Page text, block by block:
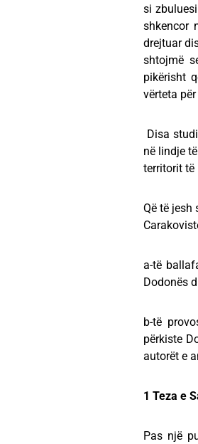
si
shkencor
drejtuar
shtojmë
pikërisht
vërteta
Disa
në lindje
territorit të
Që të jesh
a-të
Dodonës
b-të
përkiste
autorët e
1 Teza e
Pas një